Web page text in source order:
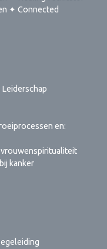
✦ Connected
en:
kanker